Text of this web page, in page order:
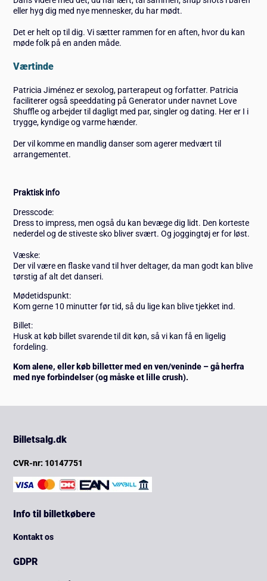
eller hyg dig med nye mennesker, du har mødt.
Det er helt op til dig. Vi sætter rammen for en aften, hvor du kan
møde folk på en anden måde.
Værtinde
Patricia Jiménez er sexolog, parterapeut og forfatter. Patricia
faciliterer også speeddating på Generator under navnet Love
Shuffle og arbejder til dagligt med par, singler og dating. Her er I i
trygge, kyndige og varme hænder.
Der vil komme en mandlig danser som agerer medvært til
arrangementet.
Praktisk info
Dresscode:
Dress to impress, men også du kan bevæge dig lidt. Den korteste
nederdel og de stiveste sko bliver svært. Og joggingtøj er for løst.
Væske:
Der vil være en flaske vand til hver deltager, da man godt kan blive
tørstig af alt det danseri.
Mødetidspunkt:
Kom gerne 10 minutter før tid, så du lige kan blive tjekket ind.
Billet:
Husk at køb billet svarende til dit køn, så vi kan få en ligelig
fordeling.
Kom alene, eller køb billetter med en ven/veninde – gå herfra
med nye forbindelser (og måske et lille crush).
Billetsalg.dk
CVR-nr: 10147751
Info til billetkøbere
Kontakt os
GDPR